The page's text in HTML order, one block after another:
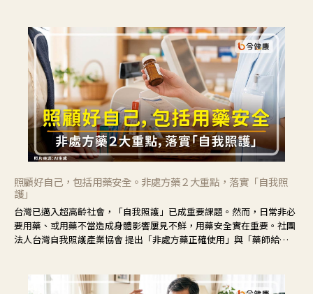
照顧好自己，包括用藥安全。非處方藥２大重點，落實「自我照
護」
台灣已邁入超高齡社會，「自我照護」已成重要課題。然而，日常非必
要用藥、或用藥不當造成身體影響屢見不鮮，用藥安全實在重要。社團
法人台灣自我照護產業協會 提出「非處方藥正確使用」與「藥師給